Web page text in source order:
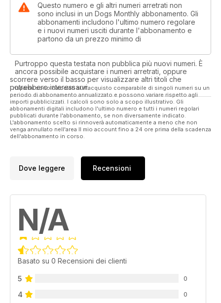
Questo numero e gli altri numeri arretrati non
sono inclusi in un Dogs Monthly abbonamento. Gli
abbonamenti includono l'ultimo numero regolare
e i nuovi numeri usciti durante l'abbonamento e
partono da un prezzo minimo di
Purtroppo questa testata non pubblica più nuovi numeri. È
ancora possibile acquistare i numeri arretrati, oppure
scorrere verso il basso per visualizzare altri titoli che
potrebbero interessarvi.
I risparmi sono calcolati sull'acquisto comparabile di singoli numeri su un
periodo di abbonamento annualizzato e possono variare rispetto agli
importi pubblicizzati. I calcoli sono solo a scopo illustrativo. Gli
abbonamenti digitali includono l'ultimo numero e tutti i numeri regolari
pubblicati durante l'abbonamento, se non diversamente indicato.
L'abbonamento scelto si rinnoverà automaticamente a meno che non
venga annullato nell'area Il mio account fino a 24 ore prima della scadenza
dell'abbonamento in corso.
Dove leggere Recensioni
N/A
Basato su 0 Recensioni dei clienti
5 0
4 0